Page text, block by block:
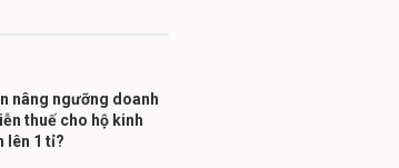
nâng ngưỡng doanh
thuế cho hộ kinh
lên 1 tỉ?